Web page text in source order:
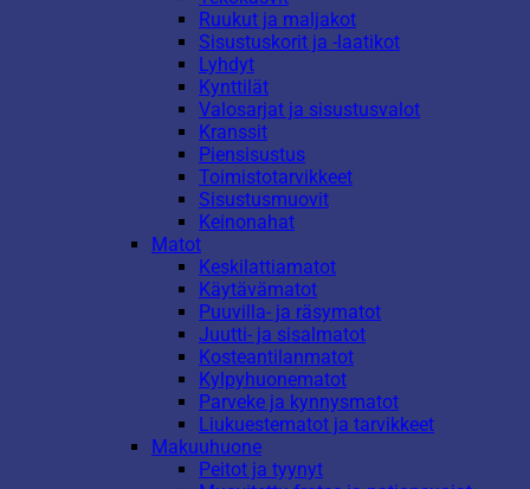
Ruukut ja maljakot
Sisustuskorit ja -laatikot
Lyhdyt
Kynttilät
Valosarjat ja sisustusvalot
Kranssit
Piensisustus
Toimistotarvikkeet
Sisustusmuovit
Keinonahat
Matot
Keskilattiamatot
Käytävämatot
Puuvilla- ja räsymatot
Juutti- ja sisalmatot
Kosteantilanmatot
Kylpyhuonematot
Parveke ja kynnysmatot
Liukuestematot ja tarvikkeet
Makuuhuone
Peitot ja tyynyt